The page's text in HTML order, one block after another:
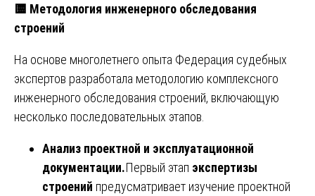
🟨 Методология инженерного обследования
строений
На основе многолетнего опыта Федерация судебных
экспертов разработала методологию комплексного
инженерного обследования строений, включающую
несколько последовательных этапов.
Анализ проектной и эксплуатационной
документации.Первый этап экспертизы
строений предусматривает изучение проектной